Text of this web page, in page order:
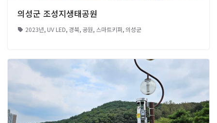
의성군 조성지생태공원
2023년, UV LED, 경북, 공원, 스마트키퍼,의성군